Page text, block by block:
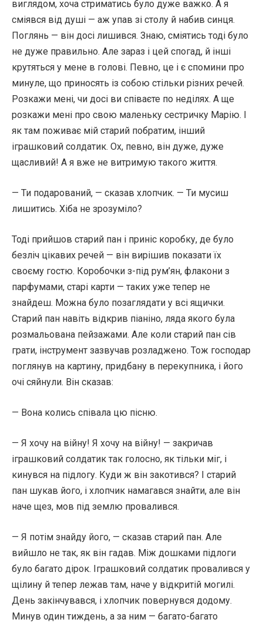
виглядом, хоча стриматись було дуже важко. А я
сміявся від душі — аж упав зі столу й набив синця.
Поглянь — він досі лишився. Знаю, сміятись тоді було
не дуже правильно. Але зараз і цей спогад, й інші
крутяться у мене в голові. Певно, це і є спомини про
минуле, що приносять із собою стільки різних речей.
Розкажи мені, чи досі ви співаєте по неділях. А ще
розкажи мені про свою маленьку сестричку Марію. І
як там поживає мій старий побратим, інший
іграшковий солдатик. Ох, певно, він дуже, дуже
щасливий! А я вже не витримую такого життя.
— Ти подарований, — сказав хлопчик. — Ти мусиш
лишитись. Хіба не зрозуміло?
Тоді прийшов старий пан і приніс коробку, де було
безліч цікавих речей — він вирішив показати їх
своєму гостю. Коробочки з-під рум’ян, флакони з
парфумами, старі карти — таких уже тепер не
знайдеш. Можна було позаглядати у всі ящички.
Старий пан навіть відкрив піаніно, ляда якого була
розмальована пейзажами. Але коли старий пан сів
грати, інструмент зазвучав розладжено. Тож господар
поглянув на картину, придбану в перекупника, і його
очі сяйнули. Він сказав:
— Вона колись співала цю пісню.
— Я хочу на війну! Я хочу на війну! — закричав
іграшковий солдатик так голосно, як тільки міг, і
кинувся на підлогу. Куди ж він закотився? І старий
пан шукав його, і хлопчик намагався знайти, але він
наче щез, мов під землю провалився.
— Я потім знайду його, — сказав старий пан. Але
вийшло не так, як він гадав. Між дошками підлоги
було багато дірок. Іграшковий солдатик провалився у
щілину й тепер лежав там, наче у відкритій могилі.
День закінчувався, і хлопчик повернувся додому.
Минув один тиждень, а за ним — багато-багато